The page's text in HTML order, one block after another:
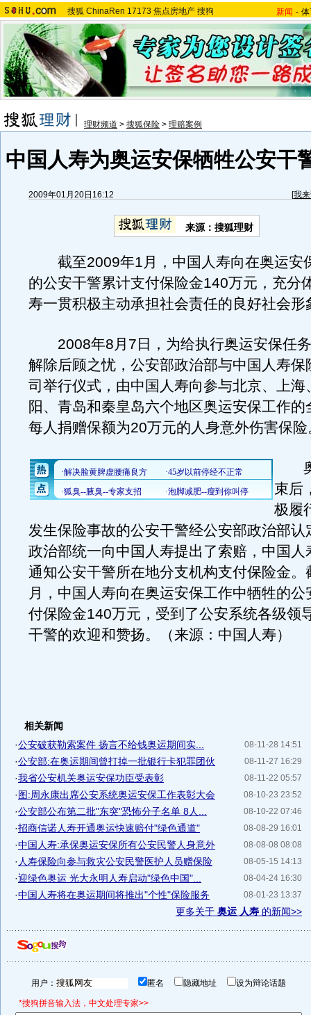
搜狐 ChinaRen 17173 焦点房地产 搜狗 新闻 -
理财频道 > 搜狐保险 > 理赔案例
中国人寿为奥运安保牺牲公安干
2009年01月20日16:12 [我
来源：搜狐理财
截至2009年1月，中国人寿向在奥运安
的公安干警累计支付保险金140万元，充分
寿一贯积极主动承担社会责任的良好社会形
2008年8月7日，为给执行奥运安保任
解除后顾之忧，公安部政治部与中国人寿保
司举行仪式，由中国人寿向参与北京、上海
阳、青岛和秦皇岛六个地区奥运安保工作的
每人捐赠保额为20万元的人身意外伤害保险
奥
束后
极履
发生保险事故的公安干警经公安部政治部认
政治部统一向中国人寿提出了索赔，中国人
通知公安干警所在地分支机构支付保险金
月，中国人寿向在奥运安保工作中牺牲的公
付保险金140万元，受到了公安系统各级领
干警的欢迎和赞扬。（来源：中国人寿）
相关新闻
08-11-28 14:51
·公安破获勒索案件 扬言不给钱奥运期间实...
08-11-27 16:29
·公安部:在奥运期间曾打掉一批银行卡犯罪团伙
08-11-22 05:57
·我省公安机关奥运安保功臣受表彰
08-10-23 23:52
·图:周永康出席公安系统奥运安保工作表彰大会
08-10-22 07:46
·公安部公布第二批"东突"恐怖分子名单 8人...
08-08-29 16:01
·招商信诺人寿开通奥运快速赔付"绿色通道"
08-08-08 08:08
·中国人寿:承保奥运安保所有公安民警人身意外
08-05-15 14:13
· 人寿保险向参与救灾公安民警医护人员赠保险
08-04-24 16:30
·迎绿色奥运 光大永明人寿启动"绿色中国"...
08-01-23 13:37
·中国人寿将在奥运期间将推出"个性"保险服务
更多关于 奥运 人寿 的新闻>>
用户： 匿名 隐藏地址 设为辩论话题
*搜狗拼音输入法，中文处理专家>>